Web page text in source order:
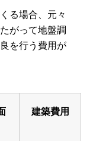
る場合、元々
がって地盤調
を行う費用が
建築費用